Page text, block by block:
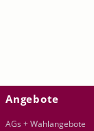
Angebote
AGs + Wahlangebote